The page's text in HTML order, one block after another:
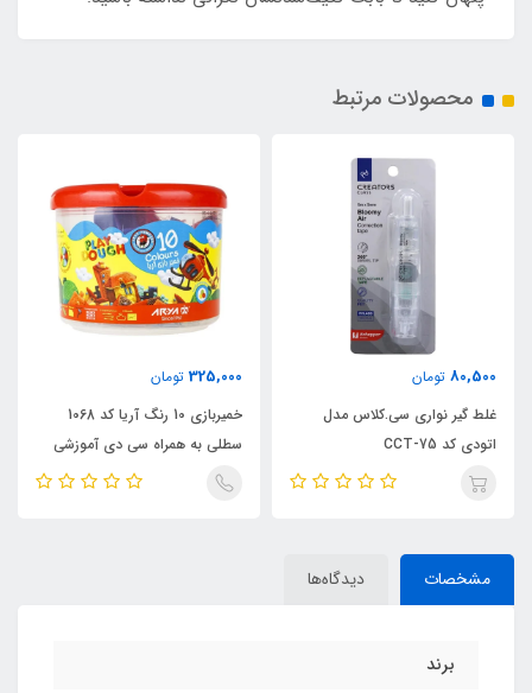
محصولات مرتبط
80,500 تومان
غلط گیر نواری سی.کلاس مدل
اتودی کد CCT-75
325,000 تومان
خمیربازی 10 رنگ آریا کد 1068
سطلی به همراه سی دی آموزشی
مشخصات دیدگاه‌ها
برند